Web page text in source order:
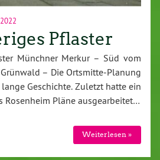
Pflaster
Münchner Merkur – Süd vom
– Die Ortsmitte-Planung
Geschichte. Zuletzt hatte ein
Rosenheim Pläne ausgearbeitet…
Weiterlesen »